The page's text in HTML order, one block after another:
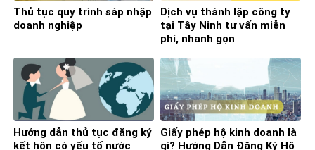
Thủ tục quy trình sáp nhập
doanh nghiệp
Dịch vụ thành lập công ty
tại Tây Ninh tư vấn miễn
phí, nhanh gọn
Hướng dẫn thủ tục đăng ký
kết hôn có yếu tố nước
Giấy phép hộ kinh doanh là
gì? Hướng Dẫn Đăng Ký Hộ